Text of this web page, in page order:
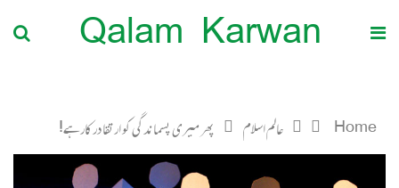
Qalam Karwan
Home عالم اسلام پھر میری پسماندگی کو ارتقا درکارہے!